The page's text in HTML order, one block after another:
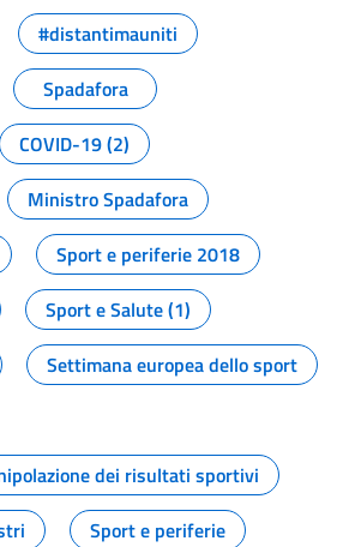
#distantimauniti
Spadafora
COVID-19 (2)
Ministro Spadafora
Sport e periferie 2018
Sport e Salute (1)
Settimana europea dello sport
dei risultati sportivi
Sport e periferie